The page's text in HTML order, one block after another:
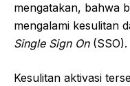
mengatakan, bahwa
mengalami kesulitan
Single Sign On(SSO).
Kesulitan aktivasi